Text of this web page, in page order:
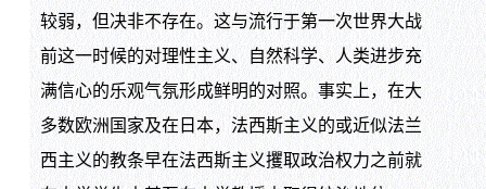
较弱，但决非不存在。这与流行于第一次世界大战
前这一时候的对理性主义、自然科学、人类进步充
满信心的乐观气氛形成鲜明的对照。事实上，在大
多数欧洲国家及在日本，法西斯主义的或近似法兰
西主义的教条早在法西斯主义攫取政治权力之前就